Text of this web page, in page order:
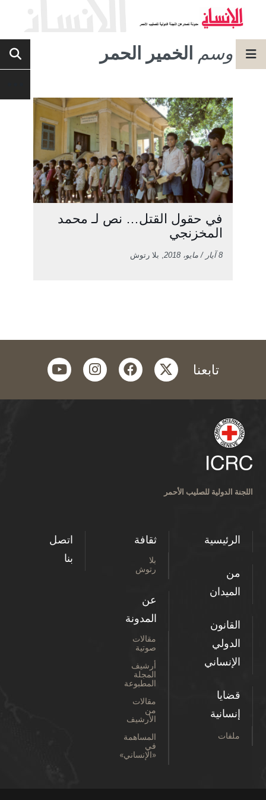
وسم الخمير الحمر
في حقول القتل… نص لـ محمد
المخزنجي
8 آيار / مايو، 2018 , بلا رتوش
تابعنا twitter
facebook
instagram
youtube
اللجنة الدولية للصليب الأحمر
الرئيسية
من
الميدان
القانون
الدولي
الإنساني
قضايا
إنسانية
ملفات
ثقافة
بلا
رتوش
عن
المدونة
مقالات
صوتية
أرشيف
المجلة
المطبوعة
مقالات
من
الأرشيف
المساهمة
في
«الإنساني»
اتصل
بنا